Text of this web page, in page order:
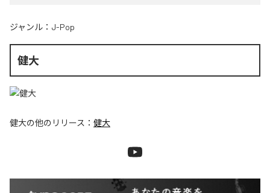
ジャンル： J-Pop
健大
健大の他のリリース： 健大